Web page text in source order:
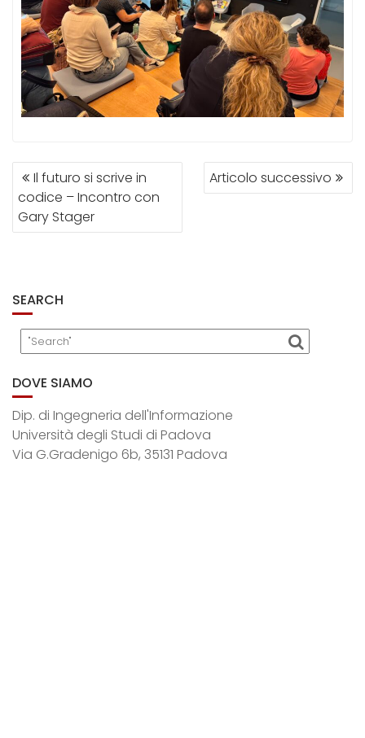
NAVIGAZIONE
ARTICOLI
Il futuro si scrive in
codice – Incontro con
Gary Stager
Articolo successivo
SEARCH
DOVE SIAMO
Dip. di Ingegneria dell'Informazione
Università degli Studi di Padova
Via G.Gradenigo 6b, 35131 Padova